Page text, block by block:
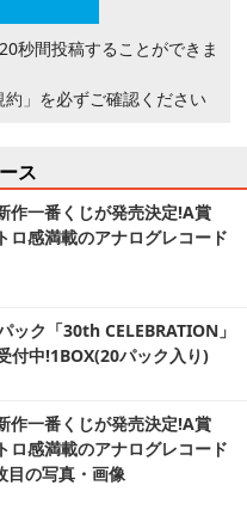
秒間投稿することができま
」 を必ずご確認ください
ス
作一番くじが発売決定!A賞
ロ感満載のアナログレコード
ック「30th CELEBRATION」
付中!1BOX(20パック入り)
作一番くじが発売決定!A賞
ロ感満載のアナログレコード
目の写真・画像